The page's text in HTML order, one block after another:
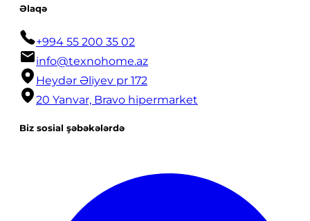
Əlaqə
+994 55 200 35 02
info@texnohome.az
Heydər Əliyev pr 172
20 Yanvar, Bravo hipermarket
Biz sosial şəbəkələrdə